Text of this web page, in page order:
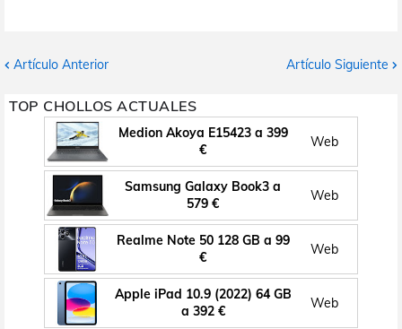
Artículo Anterior Artículo Siguiente
TOP CHOLLOS ACTUALES
Medion Akoya E15423 a 399
€
Web
Samsung Galaxy Book3 a
579 €
Web
Realme Note 50 128 GB a 99
€
Web
Apple iPad 10.9 (2022) 64 GB
a 392 €
Web